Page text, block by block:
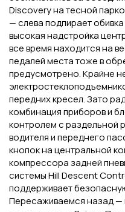
Discovery на тесной
— слева подпирает
высокая надстройка
все время находится на
педалей места тоже в
предусмотрено. Крайне
передних кресел. Зато
комбинация приборов и
контролем с раздельной
водителя и переднего
кнопок на центральной
компрессора задней
системы Hill Descent
поддерживает
Пересаживаемся назад